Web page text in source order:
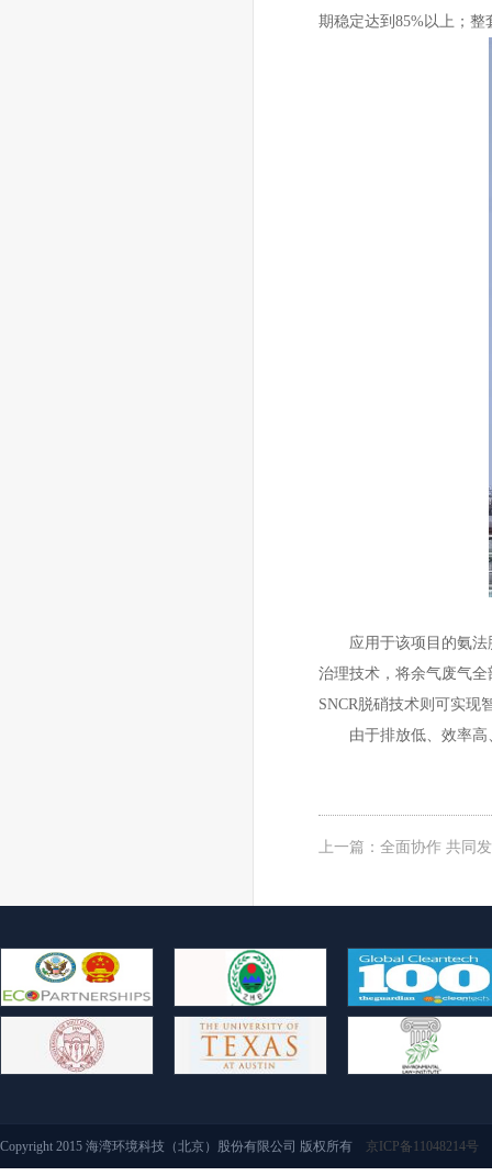
期稳定达到85%以上；
应用于该项目的氨法脱
治理技术，将余气废气
SNCR脱硝技术则可实现
由于排放低、效率高
上一篇： 全面协作 共同
Copyright 2015 海湾环境科技（北京）股份有限公司 版权所有 京ICP备11048214号